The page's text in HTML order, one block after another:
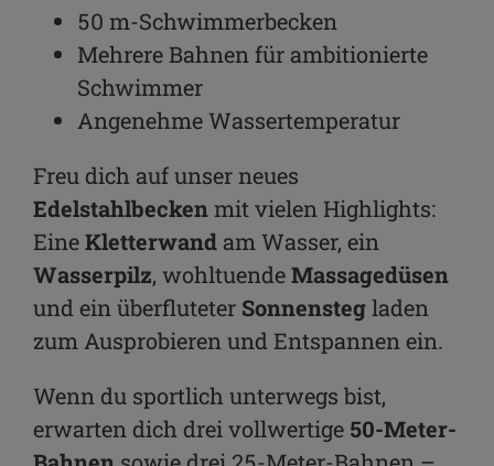
50 m-Schwimmerbecken
Mehrere Bahnen für ambitionierte
Schwimmer
Angenehme Wassertemperatur
Freu dich auf unser neues
Edelstahlbecken mit vielen Highlights:
EineKletterwand am Wasser, ein
Wasserpilz, wohltuendeMassagedüsen
und ein überfluteter Sonnenstegladen
zum Ausprobieren und Entspannen ein.
Wenn du sportlich unterwegs bist,
erwarten dich drei vollwertige 50-Meter-